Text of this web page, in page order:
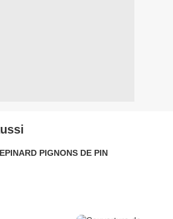
CROQUE MONSIEUR EPINARD PIGNONS DE PIN